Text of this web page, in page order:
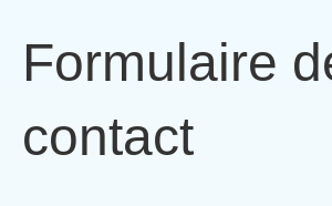
Formulaire
contact